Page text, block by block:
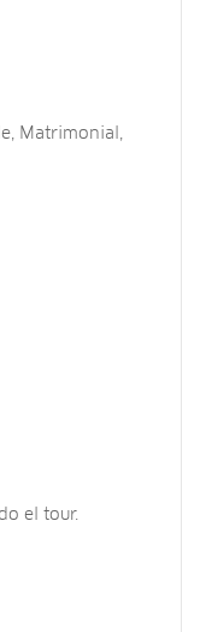
Matrimonial,
el tour.